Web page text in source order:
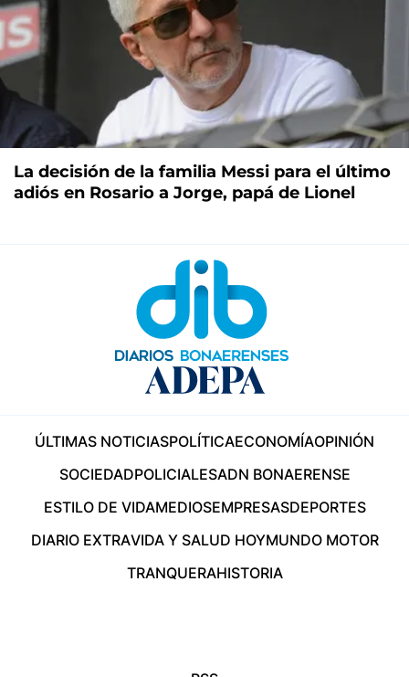
La decisión de la familia Messi para el último
adiós en Rosario a Jorge, papá de Lionel
ÚLTIMAS NOTICIASPOLÍTICAECONOMÍAOPINIÓN
SOCIEDADPOLICIALESADN BONAERENSE
ESTILO DE VIDAMEDIOSEMPRESASDEPORTES
DIARIO EXTRAVIDA Y SALUD HOYMUNDO MOTOR
TRANQUERAHISTORIA